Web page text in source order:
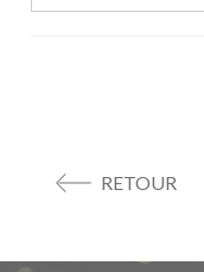
RETOUR